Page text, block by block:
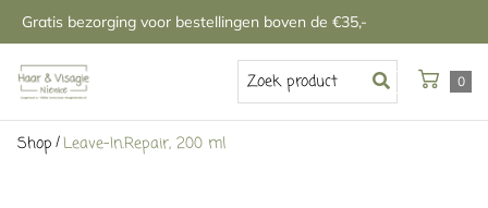
Gratis bezorging voor bestellingen boven de €35,-
0
Shop/Leave-In.Repair, 200 ml